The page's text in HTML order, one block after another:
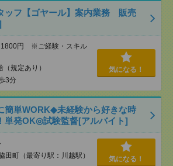
ッフ【ゴヤール】案内業務 販売
1800円 ※ご経験・スキル
規定あり）
3分
気になる！
簡単WORK◆未経験から好きな時
単発OK◎試験監督[アルバイト]
田町（最寄り駅：川越駅） 気になる！